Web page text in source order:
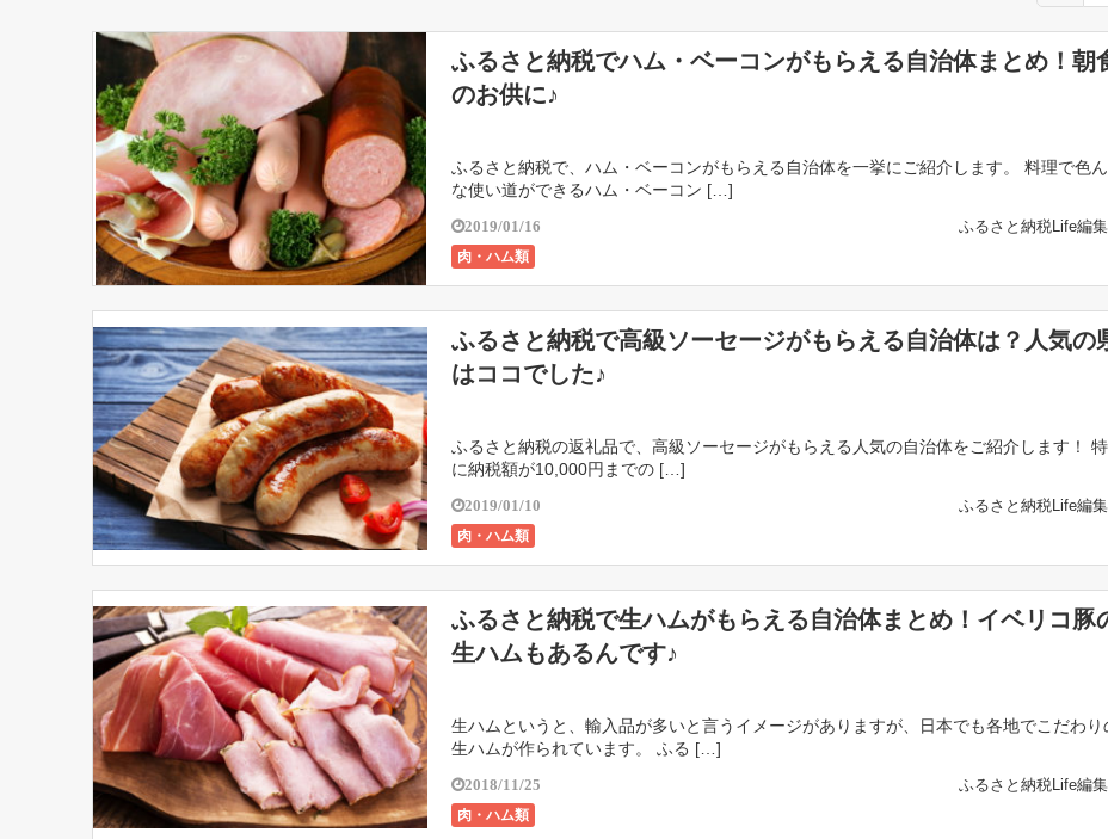
ふるさと納税でハム・ベーコンがもらえる自治体まとめ！朝
のお供に♪
ふるさと納税で、ハム・ベーコンがもらえる自治体を一挙にご紹介します。 料理で色ん
な使い道ができるハム・ベーコン […]
2019/01/16
肉・ハム類
ふるさと納税Life編
ふるさと納税で高級ソーセージがもらえる自治体は？人気の
はココでした♪
ふるさと納税の返礼品で、高級ソーセージがもらえる人気の自治体をご紹介します！ 特
に納税額が10,000円までの […]
2019/01/10
肉・ハム類
ふるさと納税Life編
ふるさと納税で生ハムがもらえる自治体まとめ！イベリコ豚
生ハムもあるんです♪
生ハムというと、輸入品が多いと言うイメージがありますが、日本でも各地でこだわり
生ハムが作られています。 ふる […]
2018/11/25
肉・ハム類
ふるさと納税Life編